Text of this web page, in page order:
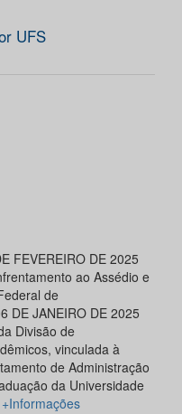
UFS
FEVEREIRO DE 2025
ao Assédio e
de
DE JANEIRO DE 2025
Divisão de
vinculada à
de Administração
da Universidade
+Informações